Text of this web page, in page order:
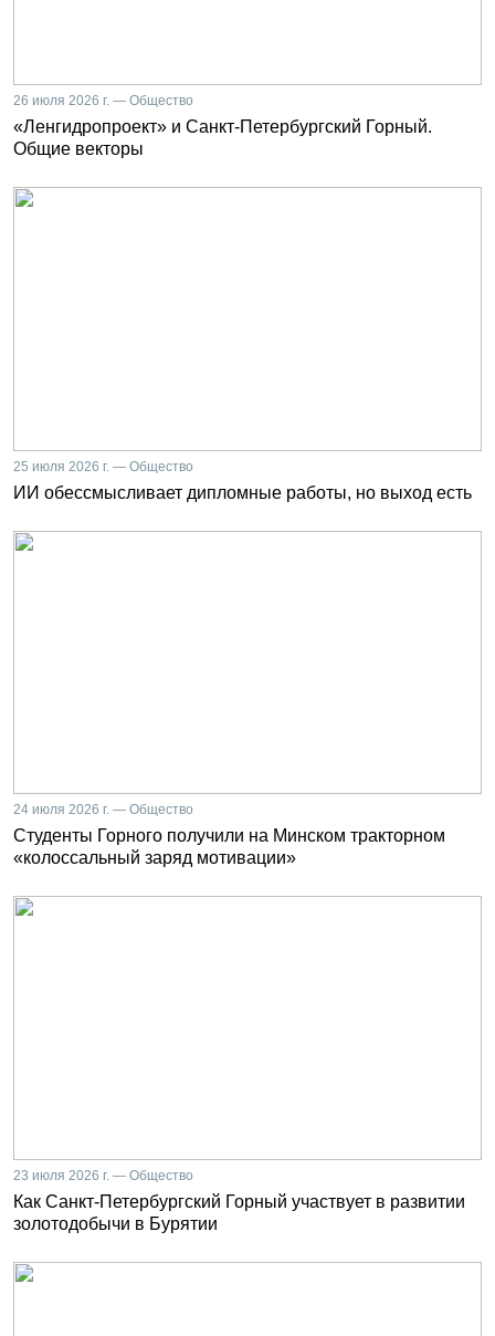
26 июля 2026 г. — Общество
«Ленгидропроект» и Санкт-Петербургский Горный.
Общие векторы
25 июля 2026 г. — Общество
ИИ обессмысливает дипломные работы, но выход есть
24 июля 2026 г. — Общество
Студенты Горного получили на Минском тракторном
«колоссальный заряд мотивации»
23 июля 2026 г. — Общество
Как Санкт-Петербургский Горный участвует в развитии
золотодобычи в Бурятии